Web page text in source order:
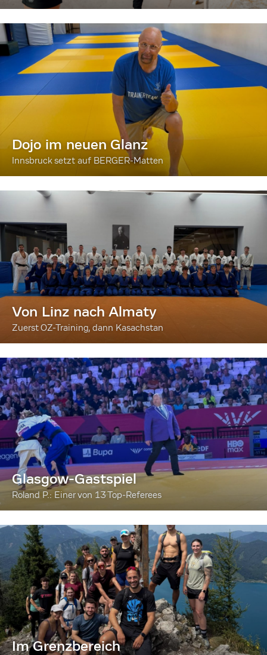
Dojo im neuen Glanz
Innsbruck setzt auf BERGER-Matten
Von Linz nach Almaty
Zuerst OZ-Training, dann Kasachstan
Glasgow-Gastspiel
Roland P.: Einer von 13 Top-Referees
Im Grenzbereich